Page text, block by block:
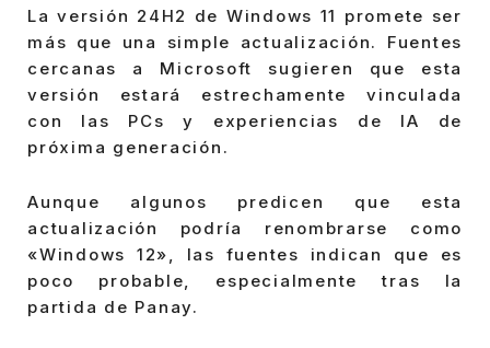
La versión 24H2 de Windows 11 promete ser
más que una simple actualización. Fuentes
cercanas a Microsoft sugieren que esta
versión estará estrechamente vinculada
con las PCs y experiencias de IA de
próxima generación.
Aunque algunos predicen que esta
actualización podría renombrarse como
«Windows 12», las fuentes indican que es
poco probable, especialmente tras la
partida de Panay.